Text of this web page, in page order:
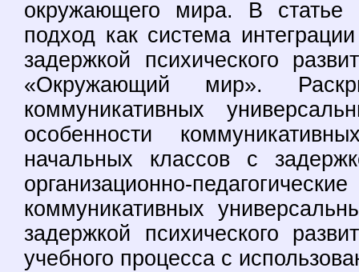
окружающего мира. В статье
подход как система
задержкой психического
«Окружающий мир».
коммуникативных
особенности
начальных классов с
организационно-
коммуникативных
задержкой психического
учебного процесса с